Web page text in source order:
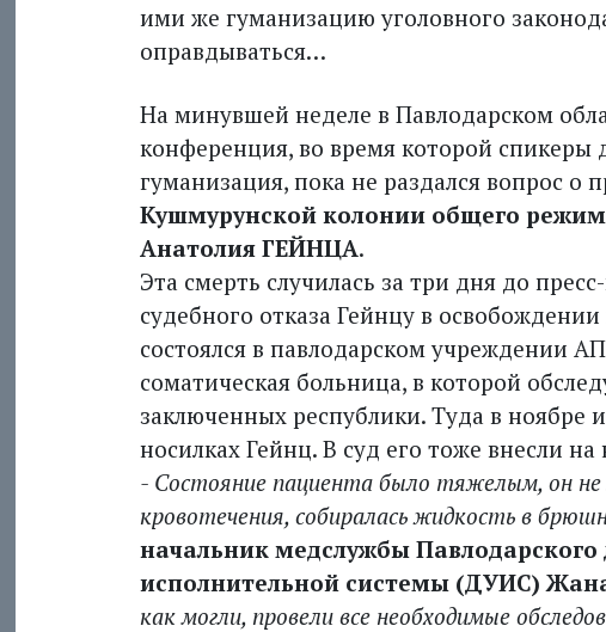
ими же гуманизацию уголовного
оправдываться…
На минувшей неделе в Павлодарском
конференция, во время которой спикеры
гуманизация, пока не раздался вопрос о
Кушмурунской колонии общего
Анатолия ГЕЙНЦА.
Эта смерть случилась за три дня до
судебного отказа Гейнцу в
состоялся в павлодарском учреждении
соматическая больница, в которой
заключенных республики. Туда в ноябре
носилках Гейнц. В суд его тоже внесли
- Состояние пациента было тяжелым, он не
кровотечения, собиралась жидкость в
начальник медслужбы Павлодарского
исполнительной системы (ДУИС)
как могли, провели все необходимые